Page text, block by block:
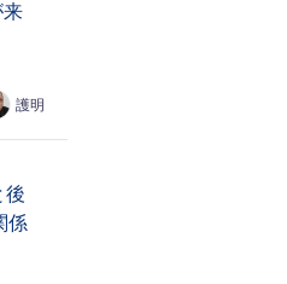
来
護明
後
係